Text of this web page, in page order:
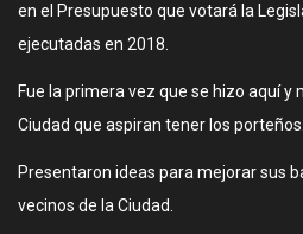
en el Presupuesto que votará la
ejecutadas en 2018.
Fue la primera vez que se hizo aquí y
Ciudad que aspiran tener los porteños.
Presentaron ideas para mejorar sus
vecinos de la Ciudad.